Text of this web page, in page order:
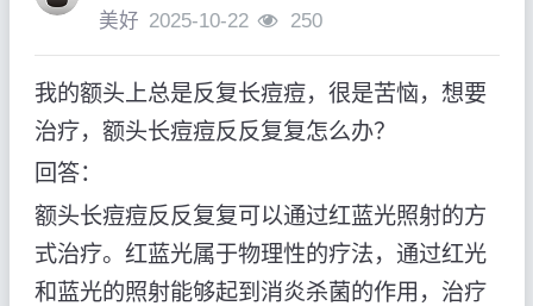
美好 2025-10-22 250
我的额头上总是反复长痘痘，很是苦恼，想要
治疗，额头长痘痘反反复复怎么办？
回答：
额头长痘痘反反复复可以通过红蓝光照射的方
式治疗。红蓝光属于物理性的疗法，通过红光
和蓝光的照射能够起到消炎杀菌的作用，治疗